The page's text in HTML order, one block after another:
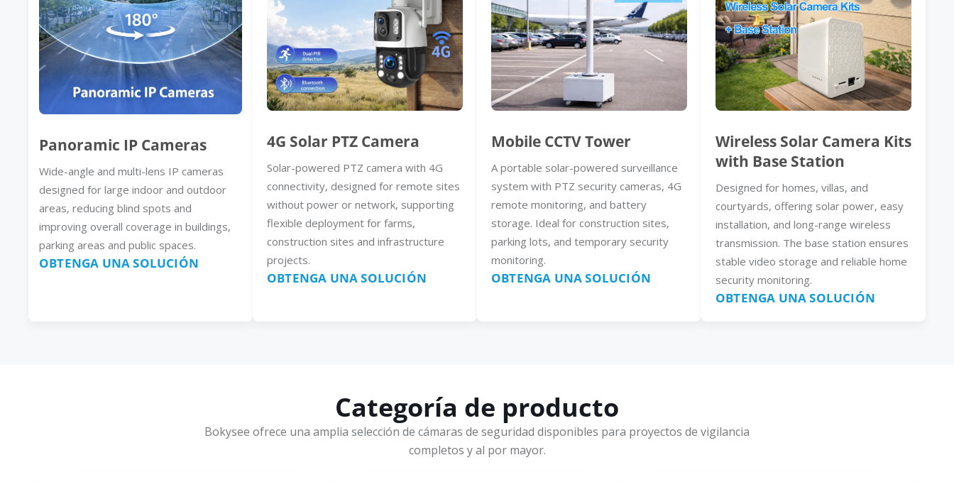
Panoramic IP Cameras
Wide-angle and multi-lens IP cameras
designed for large indoor and outdoor
areas, reducing blind spots and
improving overall coverage in buildings,
parking areas and public spaces.
OBTENGA UNA SOLUCIÓN
4G Solar PTZ Camera
Solar-powered PTZ camera with 4G
connectivity, designed for remote sites
without power or network, supporting
flexible deployment for farms,
construction sites and infrastructure
projects.
OBTENGA UNA SOLUCIÓN
Mobile CCTV Tower
A portable solar-powered surveillance
system with PTZ security cameras, 4G
remote monitoring, and battery
storage. Ideal for construction sites,
parking lots, and temporary security
monitoring.
OBTENGA UNA SOLUCIÓN
Wireless Solar Camera Kits
with Base Station
Designed for homes, villas, and
courtyards, offering solar power, easy
installation, and long-range wireless
transmission. The base station ensures
stable video storage and reliable home
security monitoring.
OBTENGA UNA SOLUCIÓN
Categoría de producto
Bokysee ofrece una amplia selección de cámaras de seguridad disponibles para proyectos de vigilancia
completos y al por mayor.